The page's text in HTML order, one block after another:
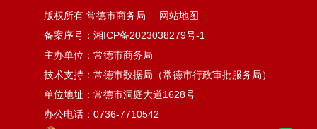
版权所有 常德市商务局
网站地图
备案序号： 湘ICP备2023038279号-1
主办单位：常德市商务局
技术支持：常德市数据局（常德市行政审批服务局）
单位地址：常德市洞庭大道1628号
办公电话：0736-7710542